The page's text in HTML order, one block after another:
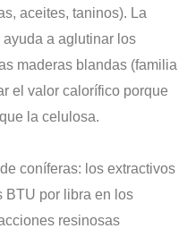
aceites, taninos). La
a aglutinar los
maderas blandas (familia
el valor calorífico porque
la celulosa.
coníferas: los extractivos
BTU por libra en los
resinosas